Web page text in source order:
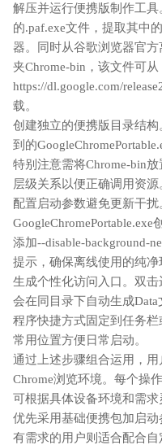
解压并运行便携版制作工
的.paf.exe文件，提取其中
器。同时从谷歌浏览器官
夹Chrome-bin，该文件可从
https://dl.google.com/
载。
创建独立的便携版目录结
到的
特别注意需将Chrome-bin
层级关系以便正确调用资源
配置启动参数避免更新干
添加--disable-background-
提示，确保离线使用的纯净
生成个性化访问入口。双击
会在同目录下自动生成
程序快捷方式固定到任务
常用位置方便日常启动。
通过上述步骤组合运用，
Chrome浏览环境。每个操
可根据具体设备环境和需
优先采用基础便携包加启
有需求的用户则适合配合自